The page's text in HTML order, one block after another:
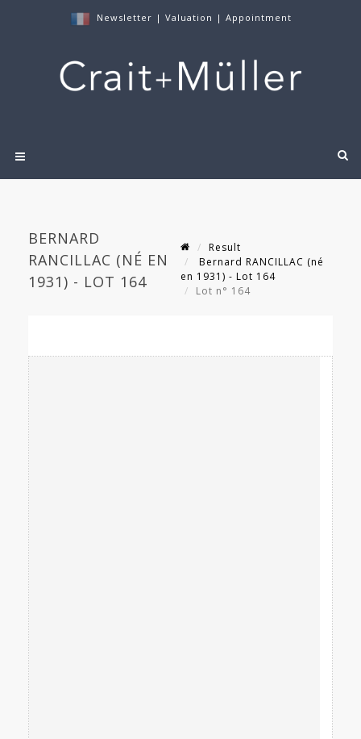
Newsletter | Valuation | Appointment
BERNARD
RANCILLAC (NÉ EN
1931) - LOT 164
Result
Bernard RANCILLAC (né
en 1931) - Lot 164
Lot n° 164